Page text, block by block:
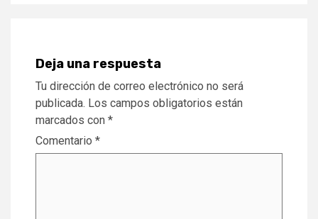
Deja una respuesta
Tu dirección de correo electrónico no será
publicada. Los campos obligatorios están
marcados con *
Comentario *